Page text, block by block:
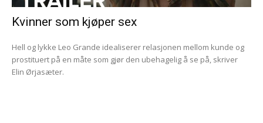
Kvinner som kjøper sex
Hell og lykke Leo Grande idealiserer relasjonen mellom kunde og
prostituert på en måte som gjør den ubehagelig å se på, skriver
Elin Ørjasæter.